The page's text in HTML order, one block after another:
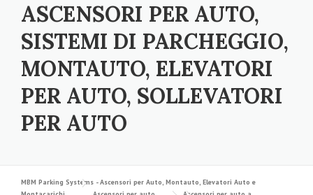
ASCENSORI PER AUTO,
SISTEMI DI PARCHEGGIO,
MONTAUTO, ELEVATORI
PER AUTO, SOLLEVATORI
PER AUTO
MBM Parking Systems - Ascensori per Auto, Montauto, Elevatori Auto e